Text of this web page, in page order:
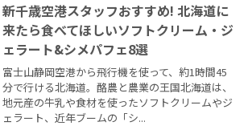
新千歳空港スタッフおすすめ! 北海道に
来たら食べてほしいソフトクリーム・ジ
ェラート&シメパフェ8選
富士山静岡空港から飛行機を使って、約1時間45
分で行ける北海道。酪農と農業の王国北海道は、
地元産の牛乳や食材を使ったソフトクリームやジ
ェラート、近年ブームの「シ...